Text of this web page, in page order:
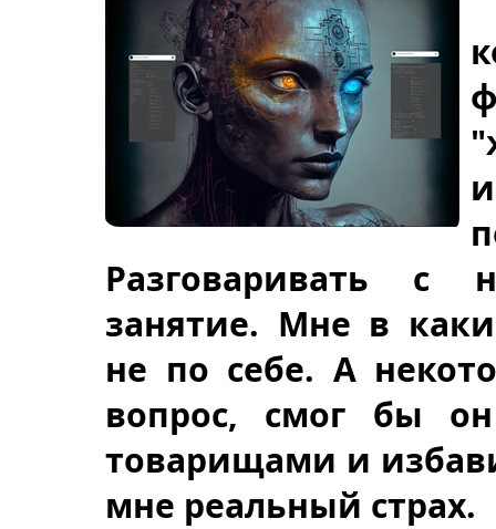
Разговаривать с
занятие. Мне в
не по себе. А
вопрос, смог бы
товарищами и
мне реальный страх.